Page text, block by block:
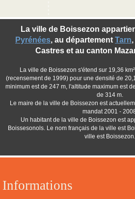
Informations
La ville de Boissezon
Pyrénées, au département Tarn
Castres et au canton
La ville de Boissezon s'étend sur 19,36
(recensement de 1999) pour une densité de
minimum est de 247 m, l'altitude maximum est
de 314 m.
Le maire de la ville de Boissezon est
mandat 2001 -
Un habitant de la ville de Boissezon est
Boissesonols. Le nom français de la ville est
ville est Boissezon.